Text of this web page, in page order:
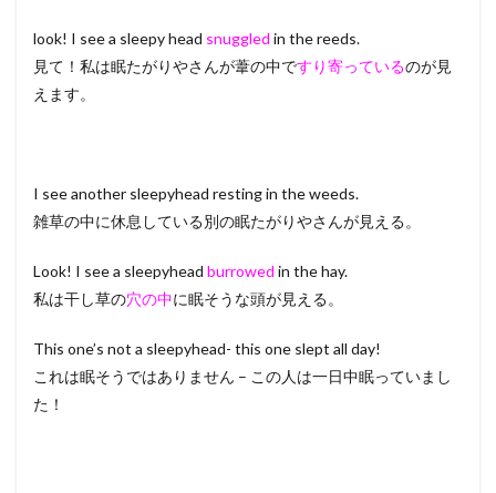
look! I see a sleepy head snuggled in the reeds.
見て！私は眠たがりやさんが葦の中ですり寄っているのが見
えます。
I see another sleepyhead resting in the weeds.
雑草の中に休息している別の眠たがりやさんが見える。
Look! I see a sleepyhead burrowed in the hay.
私は干し草の穴の中に眠そうな頭が見える。
This one’s not a sleepyhead- this one slept all day!
これは眠そうではありません – この人は一日中眠っていまし
た！